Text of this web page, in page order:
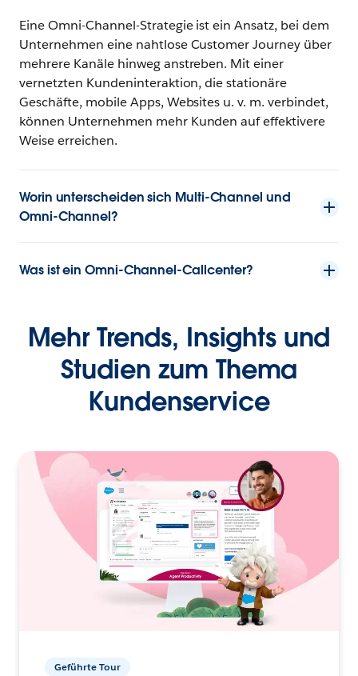
Eine Omni-Channel-Strategie ist ein Ansatz, bei dem
Unternehmen eine nahtlose Customer Journey über
mehrere Kanäle hinweg anstreben. Mit einer
vernetzten Kundeninteraktion, die stationäre
Geschäfte, mobile Apps, Websites u. v. m. verbindet,
können Unternehmen mehr Kunden auf effektivere
Weise erreichen.
Worin unterscheiden sich Multi-Channel und
Omni-Channel?
Was ist ein Omni-Channel-Callcenter?
Mehr Trends, Insights und
Studien zum Thema
Kundenservice
Geführte Tour